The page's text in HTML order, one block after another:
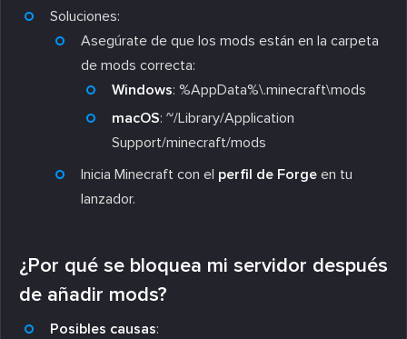
Soluciones:
Asegúrate de que los mods están en la carpeta
de mods correcta:
Windows: %AppData%\.minecraft\mods
macOS: ~/Library/Application
Support/minecraft/mods
Inicia Minecraft con el perfil de Forge en tu
lanzador.
¿Por qué se bloquea mi servidor después
de añadir mods?
Posibles causas: